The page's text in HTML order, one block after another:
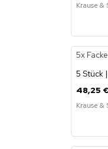
Krause &
5x
5 Stück
48,25 €
Krause &